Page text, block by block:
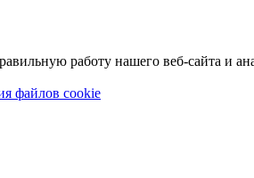
работу нашего веб-сайта и
файлов cookie